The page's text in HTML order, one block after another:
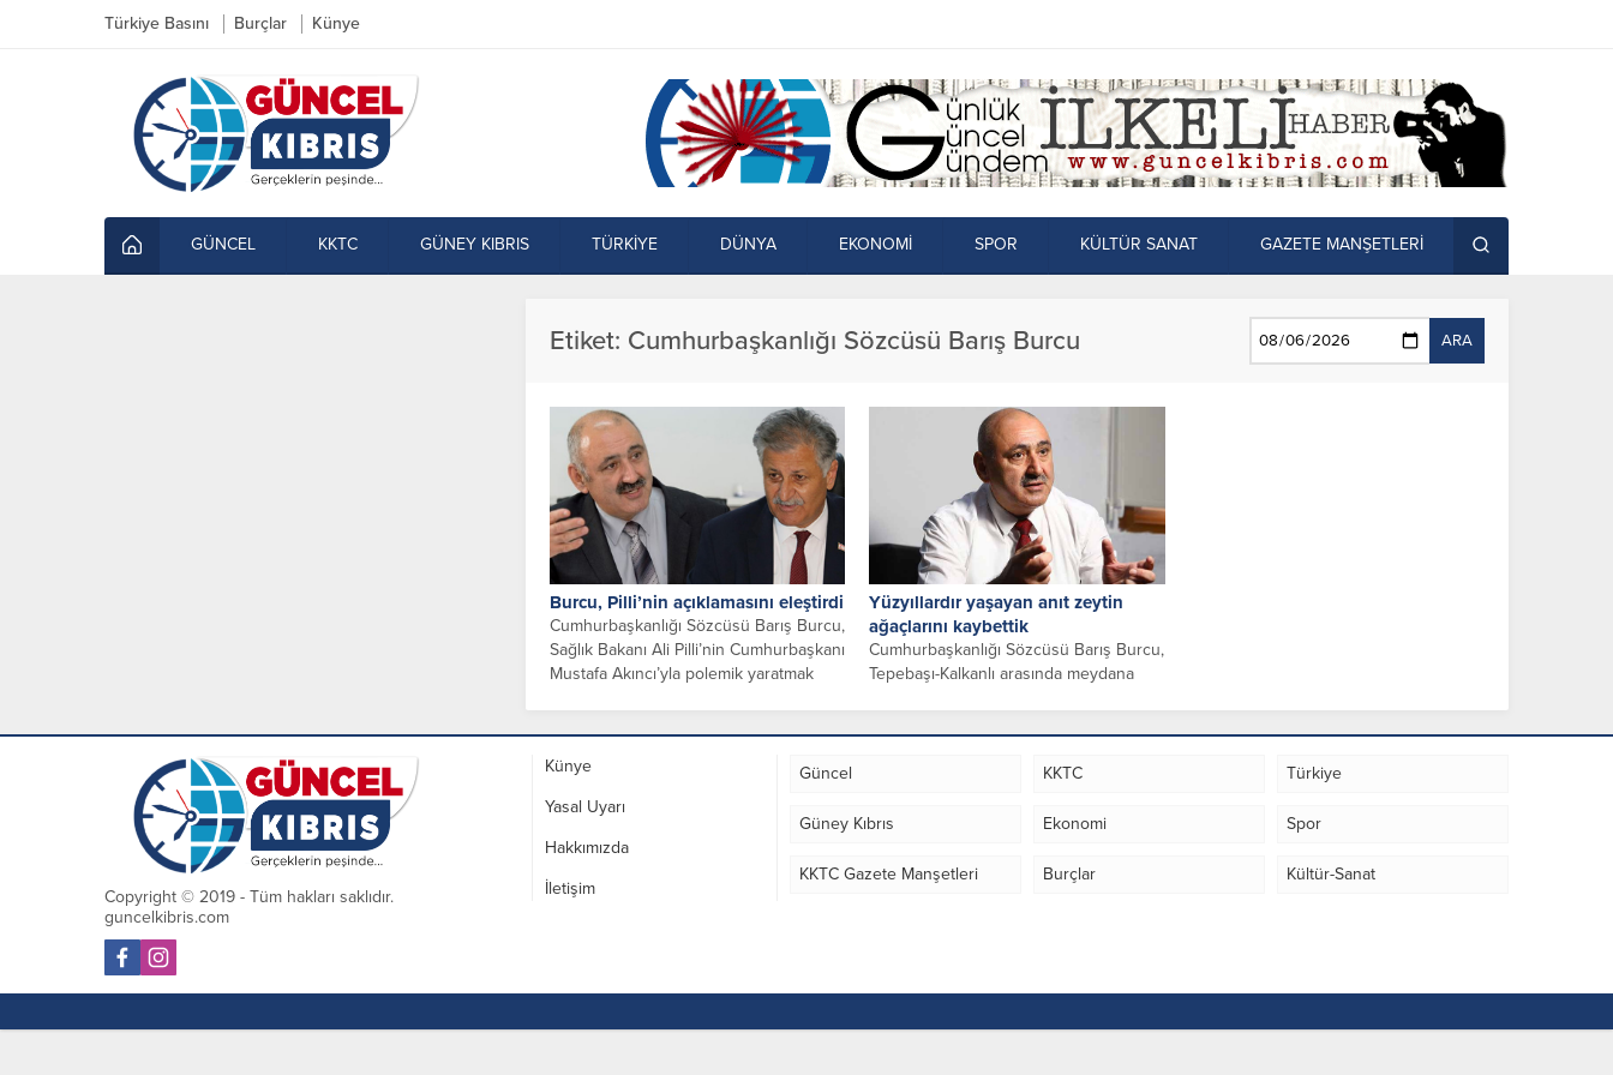
Türkiye Basını Burçlar Künye
GÜNCEL KKTC GÜNEY KIBRIS TÜRKİYE DÜNYA EKONOMİ SPOR KÜLTÜR SANAT GAZETE MANŞETLERİ
Etiket: Cumhurbaşkanlığı Sözcüsü Barış Burcu ARA
Burcu, Pilli’nin açıklamasını eleştirdi
Cumhurbaşkanlığı Sözcüsü Barış Burcu,
Sağlık Bakanı Ali Pilli’nin Cumhurbaşkanı
Mustafa Akıncı’yla polemik yaratmak
Yüzyıllardır yaşayan anıt zeytin
ağaçlarını kaybettik
Cumhurbaşkanlığı Sözcüsü Barış Burcu,
Tepebaşı-Kalkanlı arasında meydana
Copyright © 2019 - Tüm hakları saklıdır.
guncelkibris.com
Künye
Yasal Uyarı
Hakkımızda
İletişim
Güncel KKTC Türkiye
Güney Kıbrıs Ekonomi Spor
KKTC Gazete Manşetleri Burçlar Kültür-Sanat